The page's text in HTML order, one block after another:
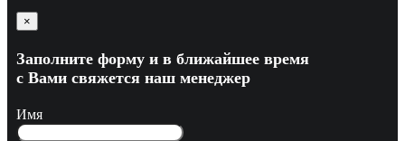
×
Заполните форму и в ближайшее время
с Вами свяжется наш менеджер
Имя